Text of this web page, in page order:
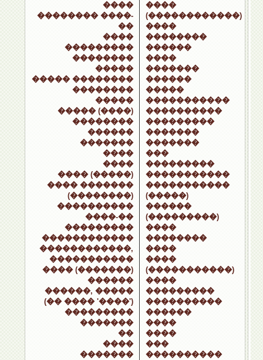
����
�������� ����-
��
����
���������
��������
�����
����� ��������
��������
�����
����� (����)
��������
������
�������
����
����
���� (�����)
���� �������
(��������)
����������
����-��
���������
������������
������������,
�����������
���� (�������)
������
������, �����
(�� ���� '����')
���������
�������
��
����
�������
����
(������������)
����
��������
������
����
�������
������
�����
�����������
����������
���������
�������
�������
���
���������
�����������
�����������
(�����)
������
(���������)
����
��������
����
����
(�����������)
����
���������
����������
������
����
����
���
����������